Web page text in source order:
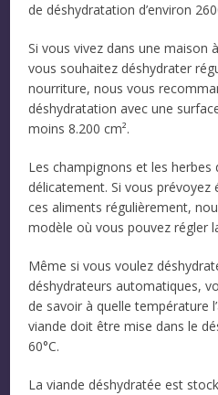
de déshydratation d’environ
Si vous vivez dans une maison
vous souhaitez déshydrater
nourriture, nous vous
déshydratation avec une
moins 8.200 cm².
Les champignons et les
délicatement. Si vous
ces aliments régulièrement,
modèle où vous pouvez régler
Même si vous voulez
déshydrateurs automatiques,
de savoir à quelle température
viande doit être mise dans le
60°C.
La viande déshydratée est